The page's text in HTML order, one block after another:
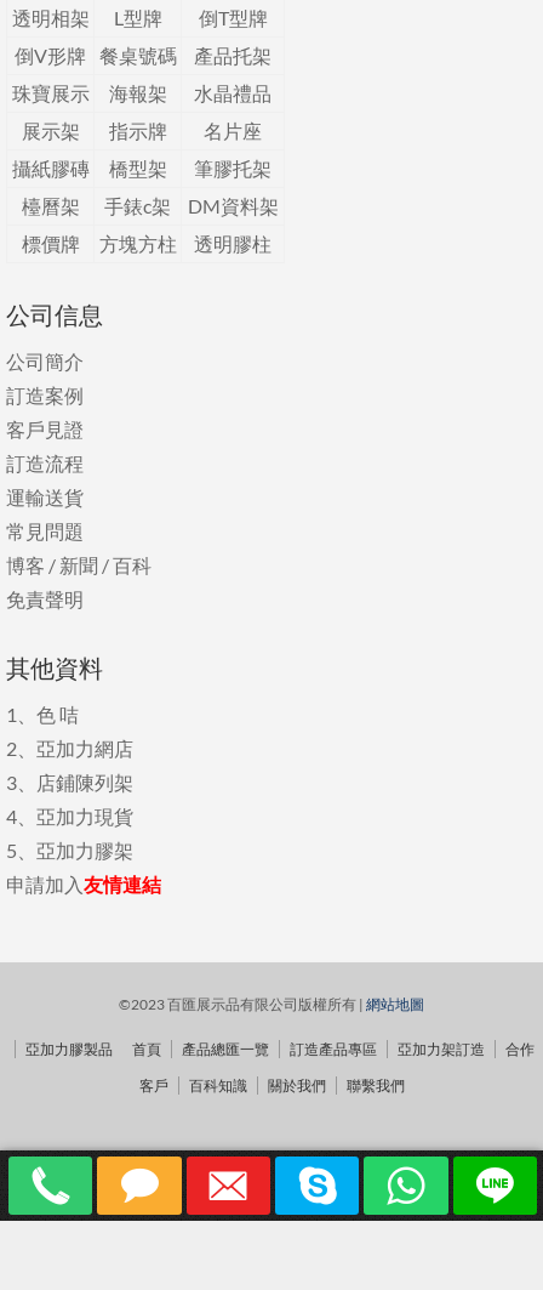
透明相架 L型牌
倒T型牌
倒V形牌
餐桌號碼
產品托架
珠寶展示
海報架
水晶禮品
展示架
指示牌
名片座
攝紙膠磚
橋型架
筆膠托架
檯曆架
手錶c架
DM資料架
標價牌
方塊方柱 透明膠柱
公司信息
公司簡介
訂造案例
客戶見證
訂造流程
運輸送貨
常見問題
博客 / 新聞 /百科
免責聲明
其他資料
1、 色 咭
2、 亞加力網店
3、
店鋪陳列架
4、 亞加力現貨
5、 亞加力膠架
申請加入友情連結
©2023 百匯展示品有限公司版權所有 | 網站地圖
亞加力膠製品 首頁 產品總匯一覽 訂造產品專區 亞加力架訂造
合作
客戶
百科知識 關於我們 聯繫我們